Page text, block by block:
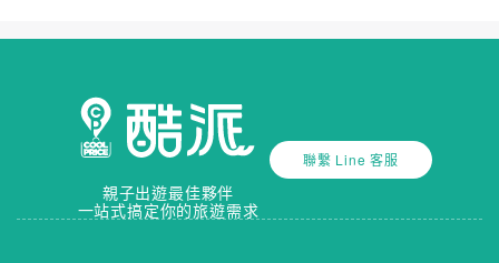
親子出遊最佳夥伴
一站式搞定你的旅遊需求
聯繫 Line 客服